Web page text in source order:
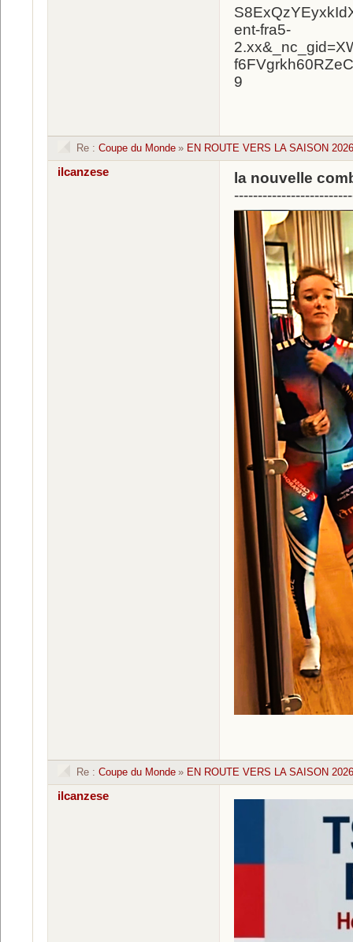
Re : Coupe du Monde » EN ROUTE VERS LA SAISON
ilcanzese
la nouvelle
Re : Coupe du Monde » EN ROUTE VERS LA SAISON
ilcanzese